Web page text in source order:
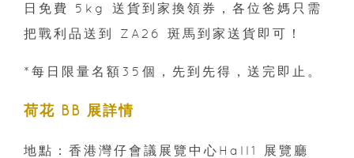
日免費 5kg 送貨到家換領券，各位爸媽只需
把戰利品送到 ZA26 斑馬到家送貨即可！
*每日限量名額35個，先到先得，送完即止。
荷花 BB 展詳情
地點：香港灣仔會議展覽中心Hall1 展覽廳